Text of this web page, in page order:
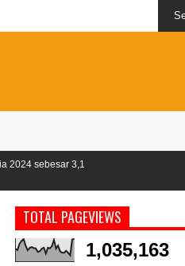
TOTAL PAGEVIEWS
1,035,163